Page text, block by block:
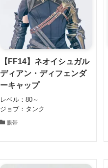
【FF14】ネオイシュガル
ディアン・ディフェンダ
ーキャップ
レベル：80～
ジョブ：タンク
眼帯